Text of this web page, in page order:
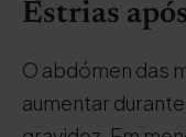
Estrias
O abdómen das
aumentar